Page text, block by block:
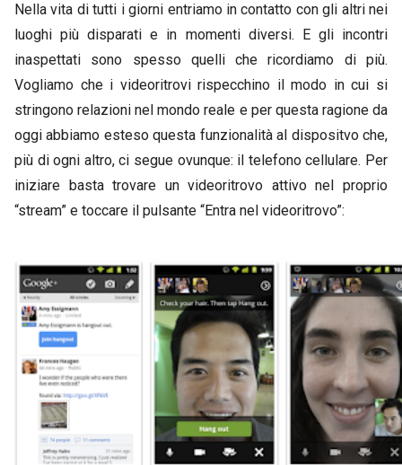
Nella vita di tutti i giorni entriamo in contatto con gli altri nei
luoghi più disparati e in momenti diversi. E gli incontri
inaspettati sono spesso quelli che ricordiamo di più.
Vogliamo che i videoritrovi rispecchino il modo in cui si
stringono relazioni nel mondo reale e per questa ragione da
oggi abbiamo esteso questa funzionalità al dispositvo che,
più di ogni altro, ci segue ovunque: il telefono cellulare. Per
iniziare basta trovare un videoritrovo attivo nel proprio
“stream” e toccare il pulsante “Entra nel videoritrovo”: